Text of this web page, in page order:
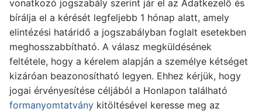
vonatkozó jogszabály szerint jár el az Adatkezelő és
bírálja el a kérését legfeljebb 1 hónap alatt, amely
elintézési határidő a jogszabályban foglalt esetekben
meghosszabbítható. A válasz megküldésének
feltétele, hogy a kérelem alapján a személye kétséget
kizáróan beazonosítható legyen. Ehhez kérjük, hogy
jogai érvényesítése céljából a Honlapon található
formanyomtatvány kitöltésével keresse meg az